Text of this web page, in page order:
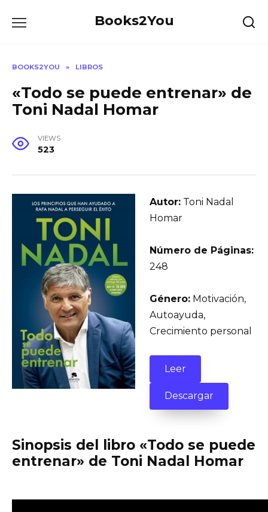
Books2You
BOOKS2YOU » LIBROS
«Todo se puede entrenar» de
Toni Nadal Homar
VIEWS
523
Autor: Toni Nadal
Homar
Número de Páginas:
248
Género: Motivación,
Autoayuda,
Crecimiento personal
Leer
Descargar
Sinopsis del libro «Todo se puede
entrenar» de Toni Nadal Homar